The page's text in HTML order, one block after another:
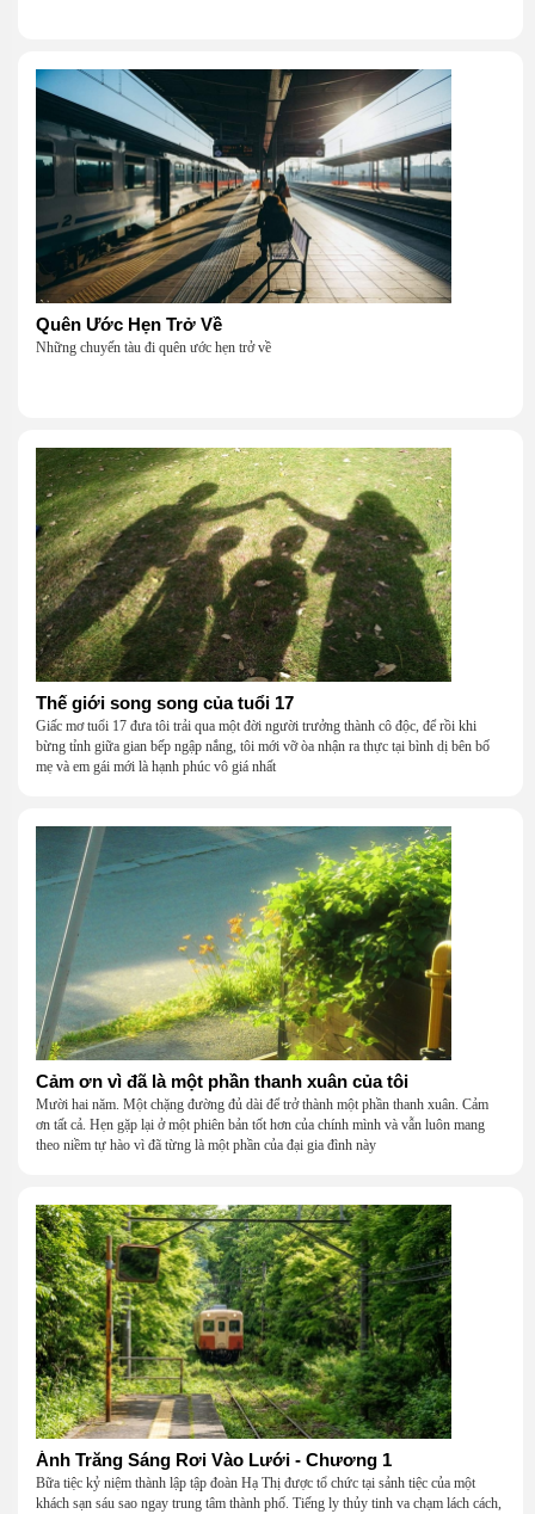
Quên Ước Hẹn Trở Về
Những chuyến tàu đi quên ước hẹn trở về
Thế giới song song của tuổi 17
Giấc mơ tuổi 17 đưa tôi trải qua một đời người trưởng thành cô độc, để rồi khi
bừng tỉnh giữa gian bếp ngập nắng, tôi mới vỡ òa nhận ra thực tại bình dị bên bố
mẹ và em gái mới là hạnh phúc vô giá nhất
Cảm ơn vì đã là một phần thanh xuân của tôi
Mười hai năm. Một chặng đường đủ dài để trở thành một phần thanh xuân. Cảm
ơn tất cả. Hẹn gặp lại ở một phiên bản tốt hơn của chính mình và vẫn luôn mang
theo niềm tự hào vì đã từng là một phần của đại gia đình này
Ánh Trăng Sáng Rơi Vào Lưới - Chương 1
Bữa tiệc kỷ niệm thành lập tập đoàn Hạ Thị được tổ chức tại sảnh tiệc của một
khách sạn sáu sao ngay trung tâm thành phố. Tiếng ly thủy tinh va chạm lách cách,